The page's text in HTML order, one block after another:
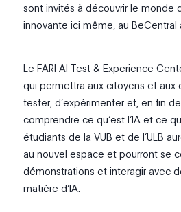
sont invités à découvrir le monde
innovante ici même, au BeCentral
Le FARI AI Test & Experience
qui permettra aux citoyens et aux
tester, d’expérimenter et, en fin
comprendre ce qu’est l’IA et ce
étudiants de la VUB et de l’ULB
au nouvel espace et pourront se
démonstrations et interagir avec
matière d’IA.